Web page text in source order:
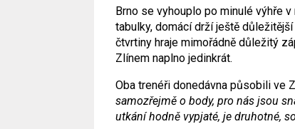
Brno se vyhouplo po minulé výhře
tabulky, domácí drží ještě
čtvrtiny hraje mimořádně důležitý
Zlínem naplno jedinkrát.
Oba trenéři donedávna působili ve
samozřejmě o body, pro nás jsou
utkání hodně vypjaté, je druhotné,